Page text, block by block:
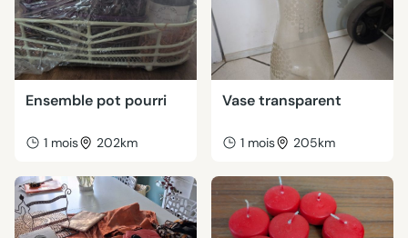
Ensemble pot pourri
1 mois 202km
Vase transparent
1 mois 205km